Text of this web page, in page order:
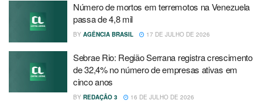
Número de mortos em terremotos na Venezuela
passa de 4,8 mil
BY AGÊNCIA BRASIL 17 DE JULHO DE 2026
Sebrae Rio: Região Serrana registra crescimento
de 32,4% no número de empresas ativas em
cinco anos
BY REDAÇÃO 3 16 DE JULHO DE 2026